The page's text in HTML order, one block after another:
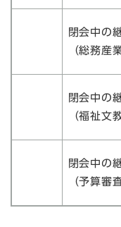
閉会中の
（総務産
閉会中の
（福祉文
閉会中の
（予算審